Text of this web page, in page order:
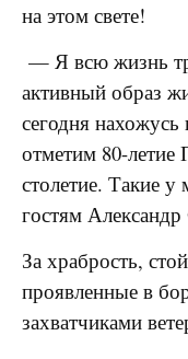
на этом свете!
— Я всю жизнь
активный образ
сегодня
отметим 80-летие
столетие. Такие
гостям
За храбрость,
проявленные в
захватчиками